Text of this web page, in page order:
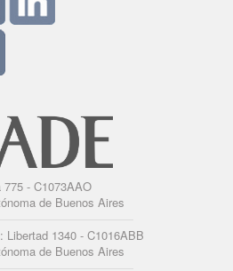
775 - C1073AAO
de Buenos Aires
Libertad 1340 - C1016ABB
de Buenos Aires